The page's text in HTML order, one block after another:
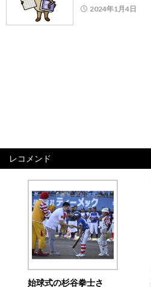
2024年1月4日
レコメンド
始球式の杉谷拳士さ